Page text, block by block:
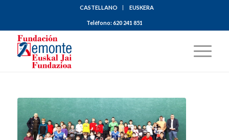
CASTELLANO EUSKERA
Teléfono:620 241 851